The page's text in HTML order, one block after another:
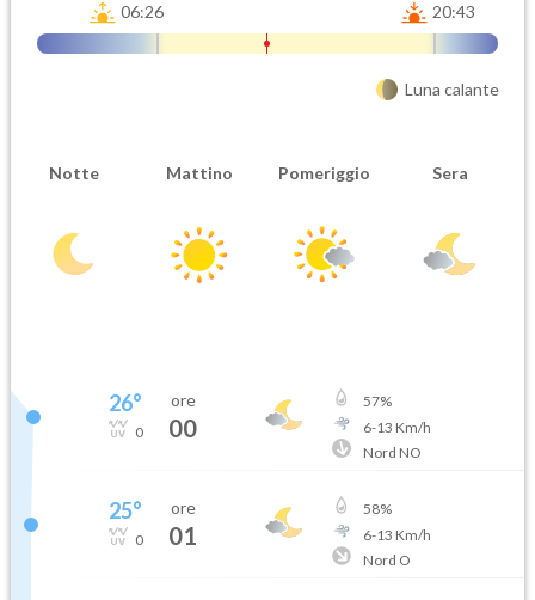
06:26 20:43
Luna calante
Notte Mattino Pomeriggio Sera
26°
0
ore
00
57%
6-13 Km/h
Nord NO
25°
0
ore
01
58%
6-13 Km/h
Nord O